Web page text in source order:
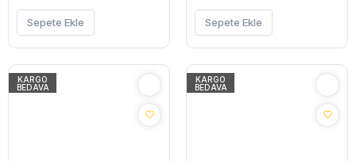
Sepete Ekle Sepete Ekle
KARGO
BEDAVA
KARGO
BEDAVA